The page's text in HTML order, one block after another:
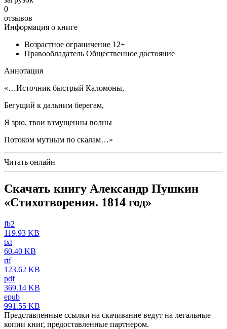
0
отзывов
Информация о книге
Возрастное ограничение 12+
Правообладатель Общественное достояние
Аннотация
«…Источник быстрый Каломоны,
Бегущий к дальним берегам,
Я зрю, твои взмущенны волны
Потоком мутным по скалам…»
Читать онлайн
Скачать книгу Александр Пушкин
«Стихотворения. 1814 год»
fb2
119.93 KB
txt
60.40 KB
rtf
123.62 KB
pdf
369.14 KB
epub
991.55 KB
Представленные ссылки на скачивание ведут на легальные
копии книг, предоставленные партнером.